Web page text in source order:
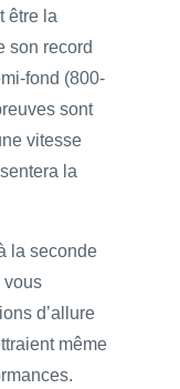
être la
son record
fond (800-
sont
vitesse
la
la seconde
vous
d’allure
même